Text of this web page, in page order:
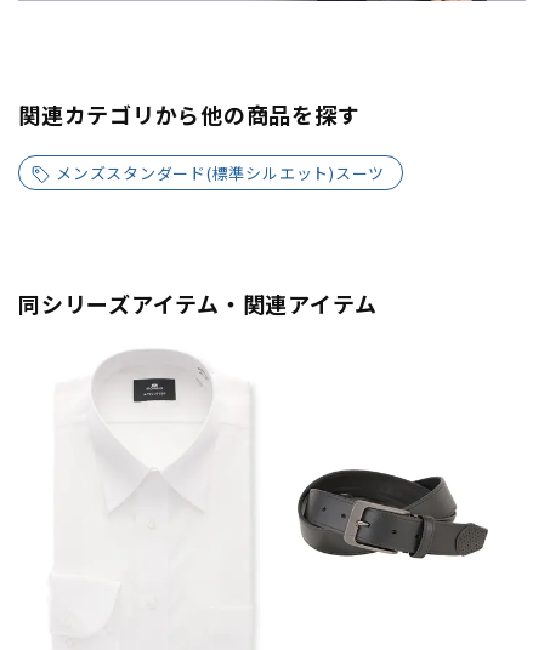
関連カテゴリから他の商品を探す
メンズスタンダード(標準シルエット)スーツ
同シリーズアイテム・関連アイテム